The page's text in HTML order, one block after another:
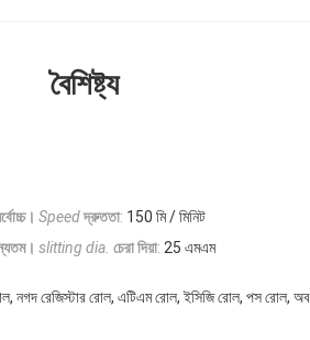
বৈশিষ্ট্য
Speedদ্রুততা: 150 মি / মিনিট
slitting dia. চেরা দিয়া: 25 এমএম
নগদ রেজিস্টার রোল, এটিএম রোল, ইসিজি রোল, পস রোল,